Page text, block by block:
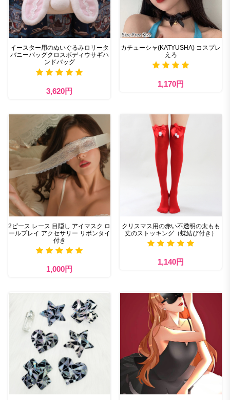
イースター用のぬいぐるみロリータ
バニーバッグクロスボディウサギハ
ンドバッグ
3,620円
カチューシャ(KATYUSHA) コスプレ
えろ
1,170円
2ピース レース 目隠し アイマスク ロ
ールプレイ アクセサリー リボンタイ
付き
1,000円
クリスマス用の赤い不透明の太もも
丈のストッキング（蝶結び付き）
1,140円